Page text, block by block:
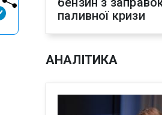
паливної кризи
АНАЛІТИКА